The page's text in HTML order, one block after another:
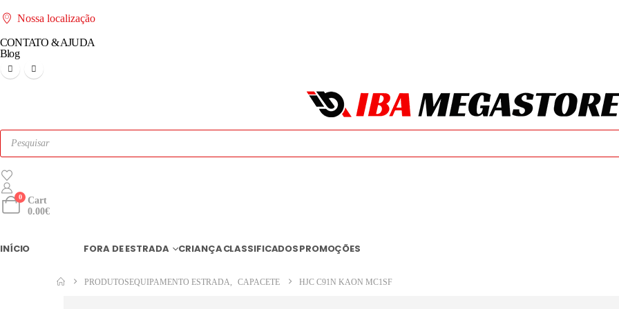
Nossa localização
CONTATO & AJUDA
Blog
0
Cart
0.00€
INÍCIO FORA DE ESTRADA CRIANÇACLASSIFICADOSPROMOÇÕES
PRODUTOSEQUIPAMENTO ESTRADA, CAPACETE HJC C91N KAON MC1SF